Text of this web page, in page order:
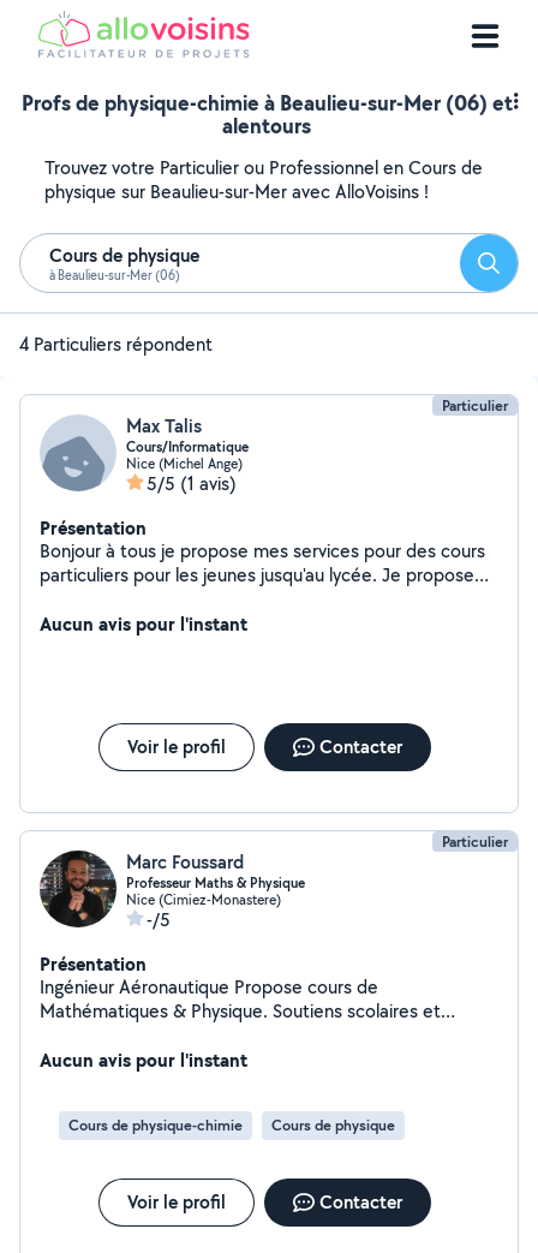
Profs de physique-chimie à Beaulieu-sur-Mer (06) et
alentours
Trouvez votre Particulier ou Professionnel en Cours de
physique sur Beaulieu-sur-Mer avec AlloVoisins !
Cours de physique
à Beaulieu-sur-Mer (06)
4 Particuliers répondent
Particulier
Max Talis
Cours/Informatique
Nice (Michel Ange)
5/5 (1 avis)
Présentation
Bonjour à tous je propose mes services pour des cours
particuliers pour les jeunes jusqu'au lycée. Je propose
tous les ordinateurs (portable ou tour) que ce soit pour
Aucun avis pour l'instant
Voir le profil Contacter
Particulier
Marc Foussard
Professeur Maths & Physique
Nice (Cimiez-Monastere)
-/5
Présentation
Ingénieur Aéronautique Propose cours de
Mathématiques & Physique. Soutiens scolaires et
vous intéresse, vous pouvez me contacter.
Aucun avis pour l'instant
Cours de physique-chimie Cours de physique
Voir le profil Contacter